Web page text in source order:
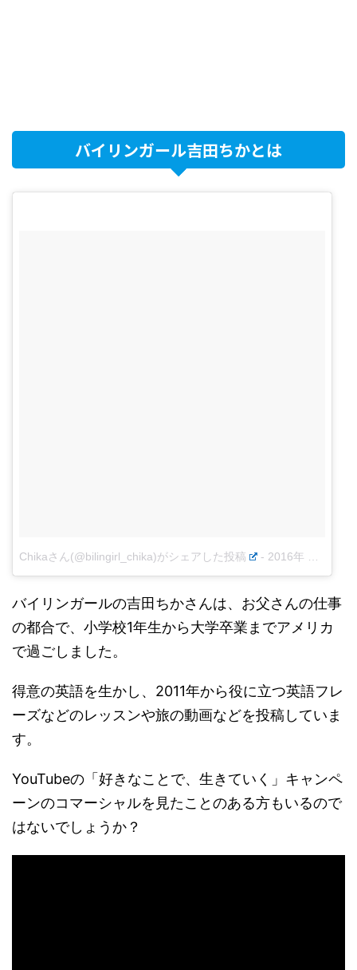
バイリンガール吉田ちかとは
Chikaさん(@bilingirl_chika)がシェアした投稿 - 2016年 3月月3日午後9時55分PST
バイリンガールの吉田ちかさんは、お父さんの仕事
の都合で、小学校1年生から大学卒業までアメリカ
で過ごしました。
得意の英語を生かし、2011年から役に立つ英語フレ
ーズなどのレッスンや旅の動画などを投稿していま
す。
YouTubeの「好きなことで、生きていく」キャンペ
ーンのコマーシャルを見たことのある方もいるので
はないでしょうか？